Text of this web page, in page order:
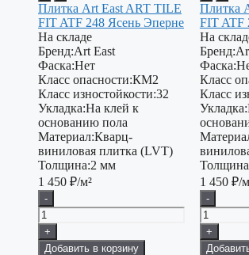
Плитка Art East ART TILE
FIT ATF 248 Ясень Эперне
На складе
Бренд:Art East
Фаска:Нет
Класс опасности:КМ2
Класс изностойкости:32
Укладка:На клей к
основанию пола
Материал:Кварц-
виниловая плитка (LVT)
Толщина:2 мм
1 450 ₽/м²
-
+
Добавить в корзину
Плитка
FIT ATF
На
Бренд:
Фаска:
Класс
Класс
Укладка:
1 450 ₽/
-
+